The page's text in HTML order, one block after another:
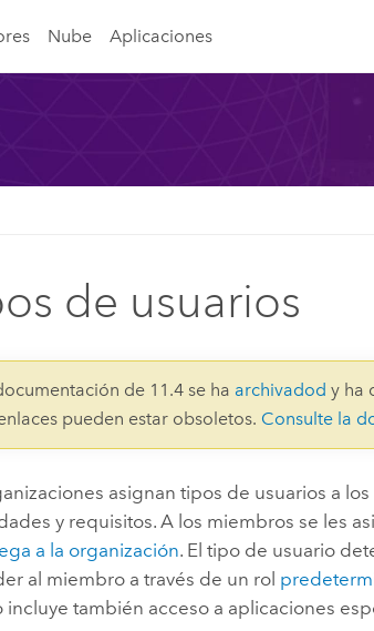
Nube Aplicaciones
de usuarios
de 11.4 se ha archivadod y ha
pueden estar obsoletos. Consulte la
asignan tipos de usuarios a
y requisitos.A los miembros se les
a la organización. El tipo de usuario
al miembro a través de un rol
incluye también acceso a aplicaciones